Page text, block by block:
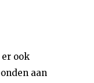
ook
aan